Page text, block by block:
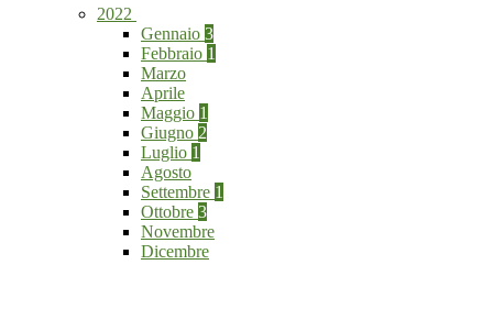
2022
Gennaio 3
Febbraio 1
Marzo
Aprile
Maggio 1
Giugno 2
Luglio 1
Agosto
Settembre 1
Ottobre 3
Novembre
Dicembre